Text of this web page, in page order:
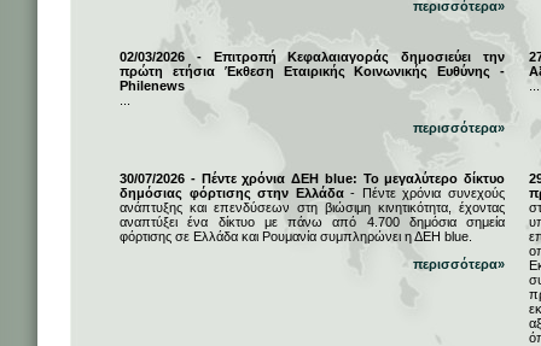
περισσότερα»
02/03/2026 - Επιτροπή Κεφαλαιαγοράς δημοσιεύει την
πρώτη ετήσια Έκθεση Εταιρικής Κοινωνικής Ευθύνης -
Philenews
περισσότερα»
30/07/2026 - Πέντε χρόνια ΔΕΗ blue: Το μεγαλύτερο δίκτυο
δημόσιας φόρτισης στην Ελλάδα- Πέντε χρόνια συνεχούς
ανάπτυξης και επενδύσεων στη βιώσιμη κινητικότητα, έχοντας
αναπτύξει ένα δίκτυο με πάνω από 4.700 δημόσια σημεία
φόρτισης σε Ελλάδα και Ρουμανία συμπληρώνει η ΔΕΗ blue.
περισσότερα»